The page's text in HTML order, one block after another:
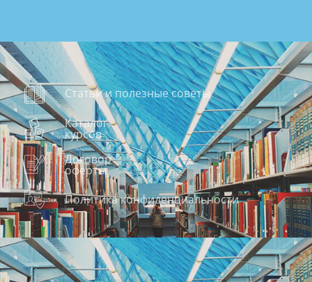
Статьи и полезные советы
Каталог
курсов
Договор
оферты
Политика конфиденциальности